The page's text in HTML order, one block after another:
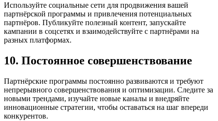
Используйте социальные сети для продвижения вашей
партнёрской программы и привлечения потенциальных
партнёров. Публикуйте полезный контент, запускайте
кампании в соцсетях и взаимодействуйте с партнёрами на
разных платформах.
10. Постоянное совершенствование
Партнёрские программы постоянно развиваются и требуют
непрерывного совершенствования и оптимизации. Следите за
новыми трендами, изучайте новые каналы и внедряйте
инновационные стратегии, чтобы оставаться на шаг впереди
конкурентов.